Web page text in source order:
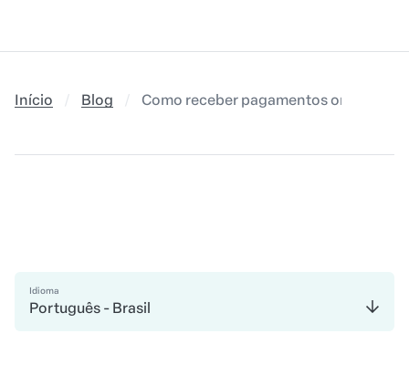
Início Blog Como receber pagamentos online?
Idioma
Português - Brasil